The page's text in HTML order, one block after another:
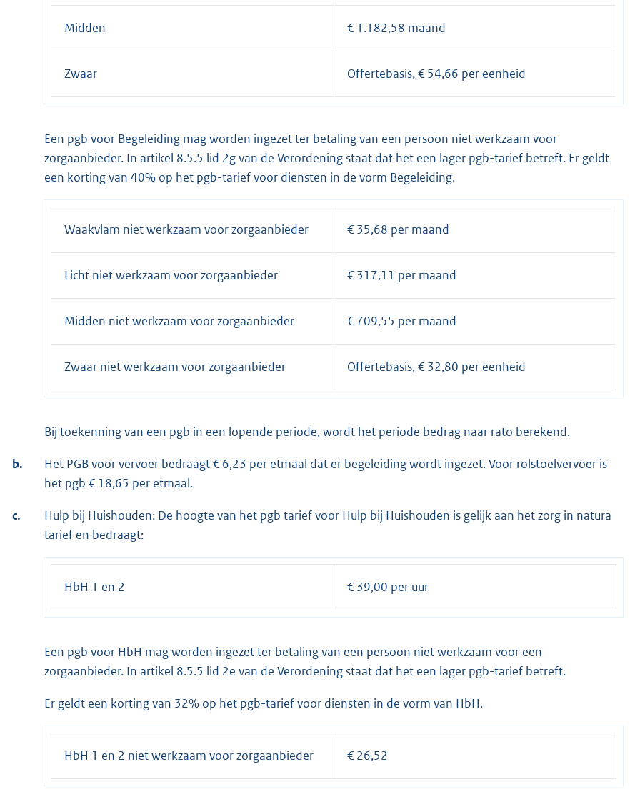
Midden € 1.182,58 maand
Zwaar Offertebasis, € 54,66 per eenheid
Een pgb voor Begeleiding mag worden ingezet ter betaling van een persoon niet werkzaam voor
zorgaanbieder. In artikel 8.5.5 lid 2g van de Verordening staat dat het een lager pgb-tarief betreft. Er geldt
een korting van 40% op het pgb-tarief voor diensten in de vorm Begeleiding.
Waakvlam niet werkzaam voor zorgaanbieder € 35,68 per maand
Licht niet werkzaam voor zorgaanbieder € 317,11 per maand
Midden niet werkzaam voor zorgaanbieder € 709,55 per maand
Zwaar niet werkzaam voor zorgaanbieder Offertebasis, € 32,80 per eenheid
Bij toekenning van een pgb in een lopende periode, wordt het periode bedrag naar rato berekend.
b.
Het PGB voor vervoer bedraagt € 6,23 per etmaal dat er begeleiding wordt ingezet. Voor rolstoelvervoer is
het pgb € 18,65 per etmaal.
c.
Hulp bij Huishouden: De hoogte van het pgb tarief voor Hulp bij Huishouden is gelijk aan het zorg in natura
tarief en bedraagt:
HbH 1 en 2 € 39,00 per uur
Een pgb voor HbH mag worden ingezet ter betaling van een persoon niet werkzaam voor een
zorgaanbieder. In artikel 8.5.5 lid 2e van de Verordening staat dat het een lager pgb-tarief betreft.
Er geldt een korting van 32% op het pgb-tarief voor diensten in de vorm van HbH.
HbH 1 en 2 niet werkzaam voor zorgaanbieder € 26,52